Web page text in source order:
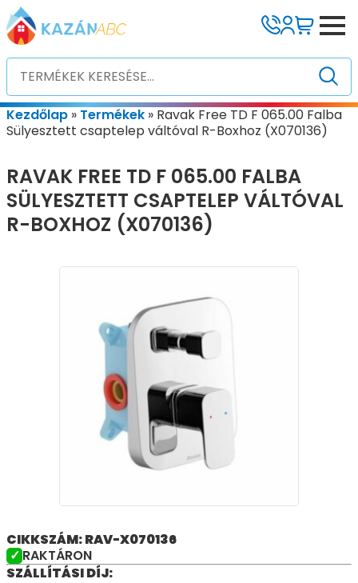
Kezdőlap » Termékek » Ravak Free TD F 065.00 Falba
Sülyesztett csaptelep váltóval R-Boxhoz (X070136)
RAVAK FREE TD F 065.00 FALBA
SÜLYESZTETT CSAPTELEP VÁLTÓVAL
R-BOXHOZ (X070136)
CIKKSZÁM: RAV-X070136
RAKTÁRON
SZÁLLÍTÁSI DÍJ: